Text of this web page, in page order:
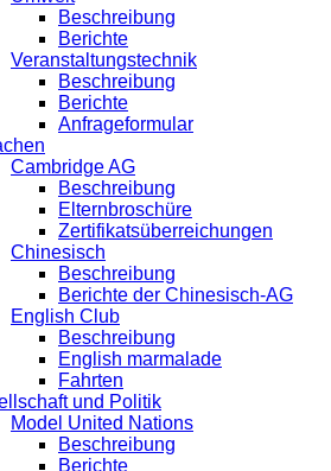
Beschreibung
Berichte
Veranstaltungstechnik
Beschreibung
Berichte
Anfrageformular
Cambridge AG
Beschreibung
Elternbroschüre
Zertifikatsüberreichungen
Chinesisch
Beschreibung
Berichte der Chinesisch-AG
English Club
Beschreibung
English marmalade
Fahrten
und Politik
Model United Nations
Beschreibung
Berichte